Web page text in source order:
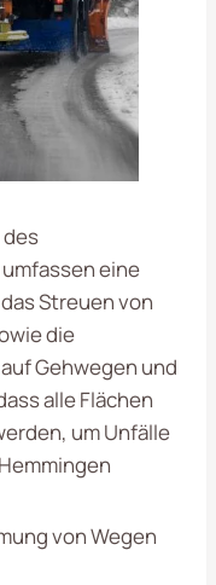
des
eine
Streuen von
die
Gehwegen und
alle Flächen
um Unfälle
von Wegen